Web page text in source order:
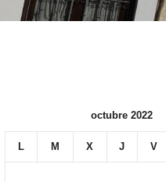
octubre 2022
L M X J V